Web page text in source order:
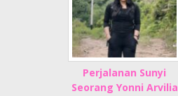
Perjalanan Sunyi
Seorang Yonni Arvilia